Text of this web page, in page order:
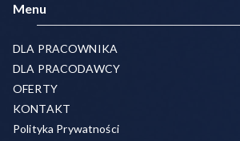
Menu
DLA PRACOWNIKA
DLA PRACODAWCY
OFERTY
KONTAKT
Polityka Prywatności